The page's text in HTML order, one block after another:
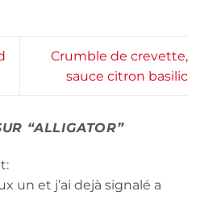
Crumble de crevette,
sauce citron basilic
“ALLIGATOR”
un et j’ai dejà signalé a